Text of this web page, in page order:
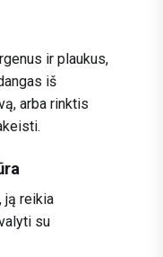
ir plaukus,
iš
arba rinktis
ją reikia
su